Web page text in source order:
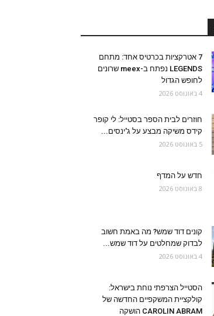
7 אטרקציות בכרטיס אחד: מתחם
LEGENDS נפתח ב-meex שרונים
לחופש הגדול
4 באוגוסט 2026
חוזרים לבית הספר בסטייל: לי קופר
קידס משיקה מבצע על ג'ינסים...
5 באוגוסט 2026
חדש על המדף
8 באוגוסט 2026
קונים דוד שמש? מה באמת חשוב
לבדוק שמחלטים על דוד שמש...
4 באוגוסט 2026
הסטייל הצרפתי נוחת בישראל:
קולקציית המשקפיים החדשה של
CAROLIN ABRAM הושקה